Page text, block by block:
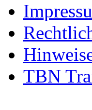
TBN